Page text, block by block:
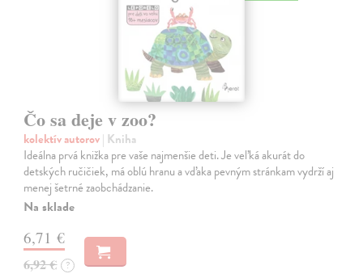
Čo sa deje v zoo?
kolektív autorov| Kniha
Ideálna prvá knižka pre vaše najmenšie deti. Je veľká akurát do
detských ručičiek, má oblú hranu a vďaka pevným stránkam vydrží aj
menej šetrné zaobchádzanie.
Na sklade
6,71 €
6,92 € ?